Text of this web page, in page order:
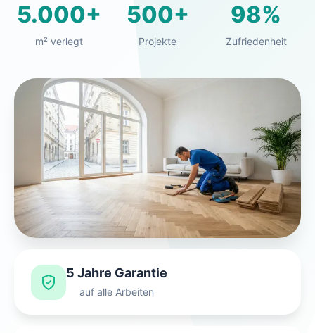
5.000+
m² verlegt
500+
Projekte
98%
Zufriedenheit
5 Jahre Garantie
auf alle Arbeiten